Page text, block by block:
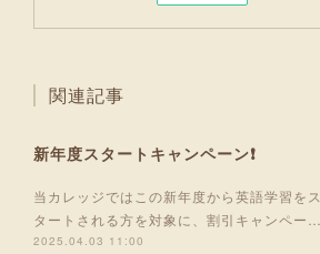
関連記事
新年度スタートキャンペーン❗
当カレッジではこの新年度から英語学習をス
タートされる方を対象に、割引キャンペー…
2025.04.03 11:00